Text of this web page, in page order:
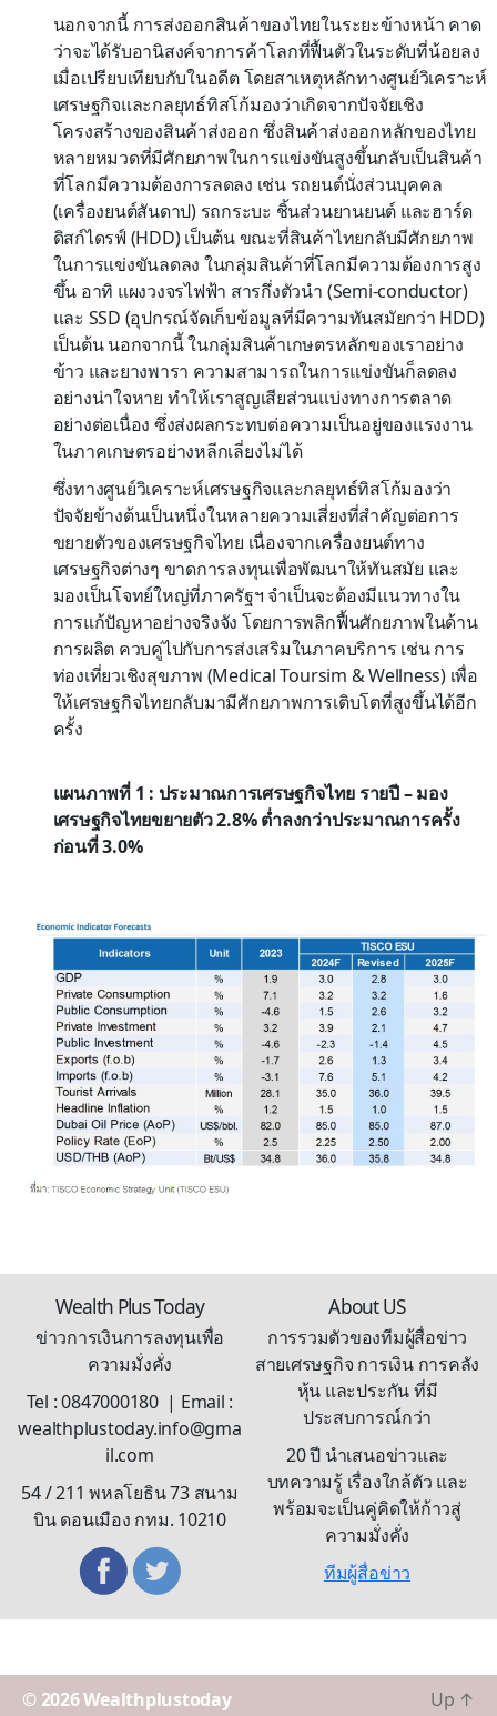
นอกจากนี้ การส่งออกสินค้าของไทยในระยะข้างหน้า คาด
ว่าจะได้รับอานิสงค์จาการค้าโลกที่ฟื้นตัวในระดับที่น้อยลง
เมื่อเปรียบเทียบกับในอดีต โดยสาเหตุหลักทางศูนย์วิเคราะห์
เศรษฐกิจและกลยุทธ์ทิสโก้มองว่าเกิดจากปัจจัยเชิง
โครงสร้างของสินค้าส่งออก ซึ่งสินค้าส่งออกหลักของไทย
หลายหมวดที่มีศักยภาพในการแข่งขันสูงขึ้นกลับเป็นสินค้า
ที่โลกมีความต้องการลดลง เช่น รถยนต์นั่งส่วนบุคคล
(เครื่องยนต์สันดาป) รถกระบะ ชิ้นส่วนยานยนต์ และฮาร์ด
ดิสก์ไดรฟ์ (HDD) เป็นต้น ขณะที่สินค้าไทยกลับมีศักยภาพ
ในการแข่งขันลดลง ในกลุ่มสินค้าที่โลกมีความต้องการสูง
ขึ้น อาทิ แผงวงจรไฟฟ้า สารกึ่งตัวนำ (Semi-conductor)
และ SSD (อุปกรณ์จัดเก็บข้อมูลที่มีความทันสมัยกว่า HDD)
เป็นต้น นอกจากนี้ ในกลุ่มสินค้าเกษตรหลักของเราอย่าง
ข้าว และยางพารา ความสามารถในการแข่งขันก็ลดลง
อย่างน่าใจหาย ทำให้เราสูญเสียส่วนแบ่งทางการตลาด
อย่างต่อเนื่อง ซึ่งส่งผลกระทบต่อความเป็นอยู่ของแรงงาน
ในภาคเกษตรอย่างหลีกเลี่ยงไม่ได้
ซึ่งทางศูนย์วิเคราะห์เศรษฐกิจและกลยุทธ์ทิสโก้มองว่า
ปัจจัยข้างต้นเป็นหนึ่งในหลายความเสี่ยงที่สำคัญต่อการ
ขยายตัวของเศรษฐกิจไทย เนื่องจากเครื่องยนต์ทาง
เศรษฐกิจต่างๆ ขาดการลงทุนเพื่อพัฒนาให้ทันสมัย และ
มองเป็นโจทย์ใหญ่ที่ภาครัฐฯ จำเป็นจะต้องมีแนวทางใน
การแก้ปัญหาอย่างจริงจัง โดยการพลิกฟื้นศักยภาพในด้าน
การผลิต ควบคู่ไปกับการส่งเสริมในภาคบริการ เช่น การ
ท่องเที่ยวเชิงสุขภาพ (Medical Toursim & Wellness) เพื่อ
ให้เศรษฐกิจไทยกลับมามีศักยภาพการเติบโตที่สูงขึ้นได้อีก
ครั้ง
แผนภาพที่ 1 : ประมาณการเศรษฐกิจไทย รายปี – มอง
เศรษฐกิจไทยขยายตัว 2.8% ต่ำลงกว่าประมาณการครั้ง
ก่อนที่ 3.0%
Wealth Plus Today
ข่าวการเงินการลงทุนเพื่อ
ความมั่งคั่ง
Tel : 0847000180 | Email :
wealthplustoday.info@gma
il.com
54 / 211 พหลโยธิน 73 สนาม
บิน ดอนเมือง กทม. 10210
About US
การรวมตัวของทีมผู้สื่อข่าว
สายเศรษฐกิจ การเงิน การคลัง
หุ้น และประกัน ที่มี
ประสบการณ์กว่า
20 ปี นำเสนอข่าวและ
บทความรู้ เรื่องใกล้ตัว และ
พร้อมจะเป็นคู่คิดให้ก้าวสู่
ความมั่งคั่ง
ทีมผู้สื่อข่าว
© 2026Wealthplustoday Up ↑